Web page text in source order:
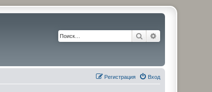
Поиск
Вход
Регистрация